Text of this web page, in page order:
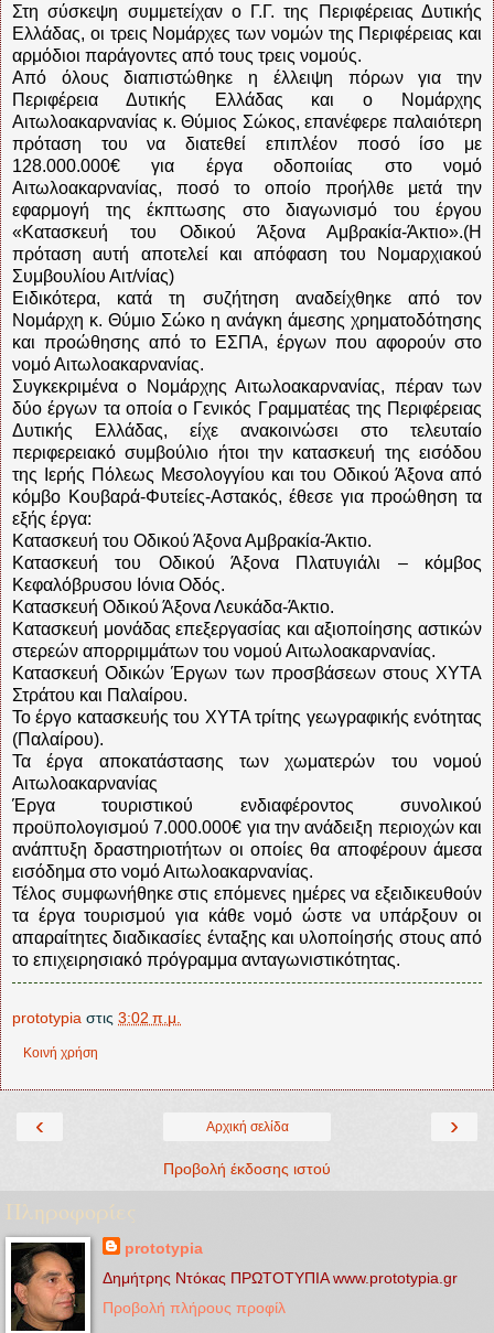
Στη σύσκεψη συμμετείχαν ο Γ.Γ. της Περιφέρειας Δυτικής
Ελλάδας, οι τρεις Νομάρχες των νομών της Περιφέρειας και
αρμόδιοι παράγοντες από τους τρεις νομούς.
Από όλους διαπιστώθηκε η έλλειψη πόρων για την
Περιφέρεια Δυτικής Ελλάδας και ο Νομάρχης
Αιτωλοακαρνανίας κ. Θύμιος Σώκος, επανέφερε παλαιότερη
πρόταση του να διατεθεί επιπλέον ποσό ίσο με
128.000.000€ για έργα οδοποιίας στο νομό
Αιτωλοακαρνανίας, ποσό το οποίο προήλθε μετά την
εφαρμογή της έκπτωσης στο διαγωνισμό του έργου
«Κατασκευή του Οδικού Άξονα Αμβρακία-Άκτιο».(Η
πρόταση αυτή αποτελεί και απόφαση του Νομαρχιακού
Συμβουλίου Αιτ/νίας)
Ειδικότερα, κατά τη συζήτηση αναδείχθηκε από τον
Νομάρχη κ. Θύμιο Σώκο η ανάγκη άμεσης χρηματοδότησης
και προώθησης από το ΕΣΠΑ, έργων που αφορούν στο
νομό Αιτωλοακαρνανίας.
Συγκεκριμένα ο Νομάρχης Αιτωλοακαρνανίας, πέραν των
δύο έργων τα οποία ο Γενικός Γραμματέας της Περιφέρειας
Δυτικής Ελλάδας, είχε ανακοινώσει στο τελευταίο
περιφερειακό συμβούλιο ήτοι την κατασκευή της εισόδου
της Ιερής Πόλεως Μεσολογγίου και του Οδικού Άξονα από
κόμβο Κουβαρά-Φυτείες-Αστακός, έθεσε για προώθηση τα
εξής έργα:
Κατασκευή του Οδικού Άξονα Αμβρακία-Άκτιο.
Κατασκευή του Οδικού Άξονα Πλατυγιάλι – κόμβος
Κεφαλόβρυσου Ιόνια Οδός.
Κατασκευή Οδικού Άξονα Λευκάδα-Άκτιο.
Κατασκευή μονάδας επεξεργασίας και αξιοποίησης αστικών
στερεών απορριμμάτων του νομού Αιτωλοακαρνανίας.
Κατασκευή Οδικών Έργων των προσβάσεων στους ΧΥΤΑ
Στράτου και Παλαίρου.
Το έργο κατασκευής του ΧΥΤΑ τρίτης γεωγραφικής ενότητας
(Παλαίρου).
Τα έργα αποκατάστασης των χωματερών του νομού
Αιτωλοακαρνανίας
Έργα τουριστικού ενδιαφέροντος συνολικού
προϋπολογισμού 7.000.000€ για την ανάδειξη περιοχών και
ανάπτυξη δραστηριοτήτων οι οποίες θα αποφέρουν άμεσα
εισόδημα στο νομό Αιτωλοακαρνανίας.
Τέλος συμφωνήθηκε στις επόμενες ημέρες να εξειδικευθούν
τα έργα τουρισμού για κάθε νομό ώστε να υπάρξουν οι
απαραίτητες διαδικασίες ένταξης και υλοποίησής στους από
το επιχειρησιακό πρόγραμμα ανταγωνιστικότητας.
prototypia στις 3:02 π.μ.
Κοινή χρήση
‹ ›
Αρχική σελίδα
Προβολή έκδοσης ιστού
Πληροφορίες
prototypia
Δημήτρης Ντόκας ΠΡΩΤΟΤΥΠΙΑ www.prototypia.gr
Προβολή πλήρους προφίλ